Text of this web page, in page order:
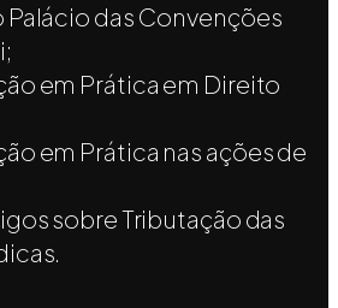
Palácio das Convenções
em Prática em Direito
em Prática nas ações de
sobre Tributação das